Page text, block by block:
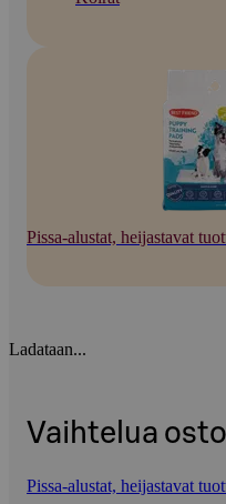
Pissa-alustat, heijastavat
Ladataan...
Vaihtelua
Pissa-alustat, heijastavat